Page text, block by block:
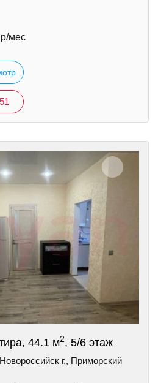
р/мес
44.1 м2, 5/6 этаж
г., Приморский